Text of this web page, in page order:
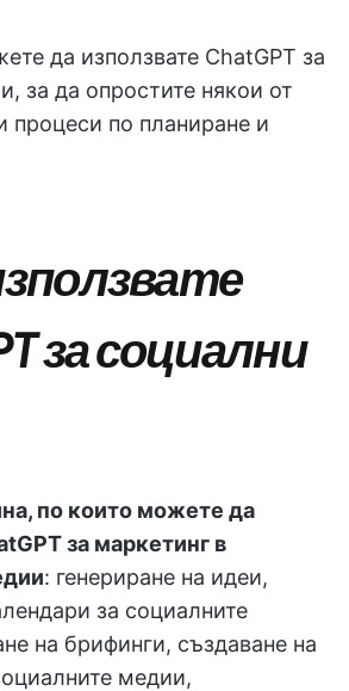
да използвате ChatGPT за
за да опростите някои от
процеси по планиране и
за социални
по които можете да
за маркетинг в
: генериране на идеи,
за социалните
на брифинги, създаване на
медии,